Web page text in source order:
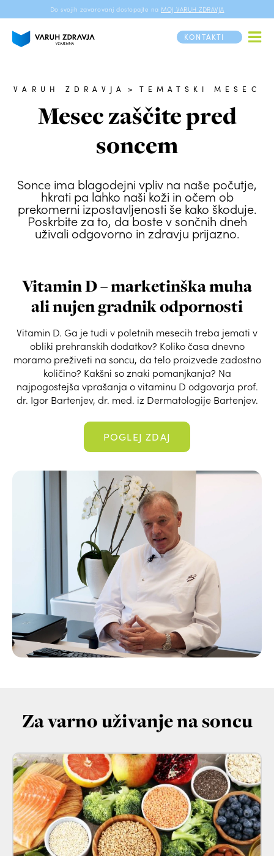
Do svojih zavarovanj dostopajte na MOJ VARUH ZDRAVJA
KONTAKTI
VARUH ZDRAVJA > TEMATSKI MESEC
Mesec zaščite pred
soncem
Sonce ima blagodejni vpliv na naše počutje,
hkrati pa lahko naši koži in očem ob
prekomerni izpostavljenosti še kako škoduje.
Poskrbite za to, da boste v sončnih dneh
uživali odgovorno in zdravju prijazno.
Vitamin D – marketinška muha
ali nujen gradnik odpornosti
Vitamin D. Ga je tudi v poletnih mesecih treba jemati v
obliki prehranskih dodatkov? Koliko časa dnevno
moramo preživeti na soncu, da telo proizvede zadostno
količino? Kakšni so znaki pomanjkanja? Na
najpogostejša vprašanja o vitaminu D odgovarja prof.
dr. Igor Bartenjev, dr. med. iz Dermatologije Bartenjev.
POGLEJ ZDAJ
Za varno uživanje na soncu